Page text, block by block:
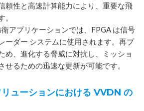
頼性と高速計算能力により、重要な飛
。
衛アプリケーションでは、FPGA は信号
ーダー システムに使用されます。再プ
め、進化する脅威に対抗し、ミッショ
せるための迅速な更新が可能です。
ューションにおける VVDN の